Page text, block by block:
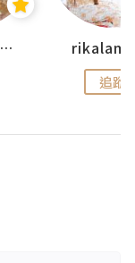
思思賢 ChillMyBabe
追蹤